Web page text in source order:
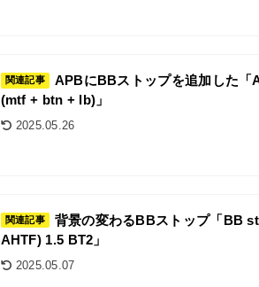
関連記事
APBにBBストップを追加した
(mtf + btn + lb)」
2025.05.26
関連記事
背景の変わるBBストップ「BB
AHTF) 1.5 BT2」
2025.05.07